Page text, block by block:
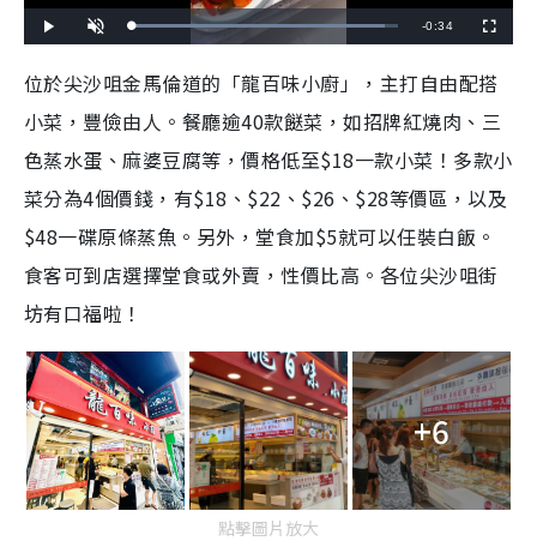
l
n
t
e
L
o
e
d
9
5
2
9
R
a
i
n
i
n
T
i
m
e
-0:34
u
s
c
e
位於尖沙咀金馬倫道的 「龍百味小廚」，主打自由配搭
小菜，豐儉由人。餐廳逾40款餸菜，如招牌紅燒肉、三
色蒸水蛋、麻婆豆腐等，價格低至$18一款小菜！多款小
菜分為4個價錢，有$18、$22、$26、$28等價區，以及
$48一碟原條蒸魚。另外，堂食加$5就可以任裝白飯。
食客可到店選擇堂食或外賣，性價比高。各位尖沙咀街
坊有口福啦！
+6
點擊圖片放大